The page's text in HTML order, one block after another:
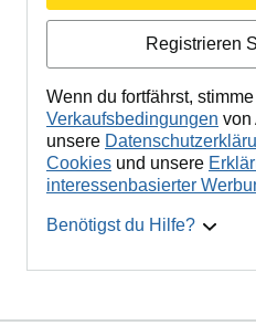
Registrieren
Wenn du fortfährst,
Verkaufsbedingungen von
unsere
Cookies und unsere
interessenbasierter
Benötigst du Hilfe?